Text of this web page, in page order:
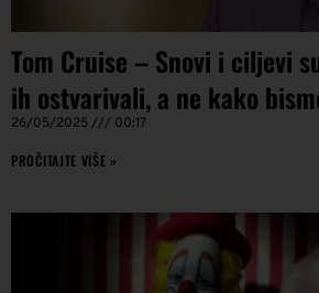
Tom Cruise – Snovi i ciljevi
ih ostvarivali, a ne kako
26/05/2025 00:17
PROČITAJTE VIŠE »